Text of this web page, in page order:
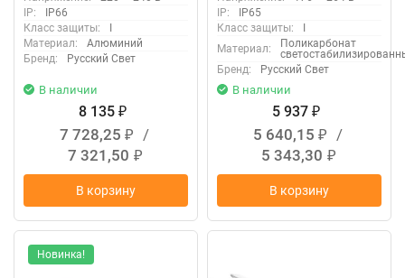
27072023134
IP:
IP66
Класс защиты:
I
Материал:
Алюминий
Бренд:
Русский Свет
В наличии
8 135 ₽
7 728,25 ₽
/
7 321,50 ₽
В корзину
15071123081
IP:
IP65
Класс защиты:
I
Материал:
Поликарбонат
Бренд:
Русский Свет
В наличии
5 937 ₽
5 640,15 ₽
/
5 343,30 ₽
В корзину
Новинка!